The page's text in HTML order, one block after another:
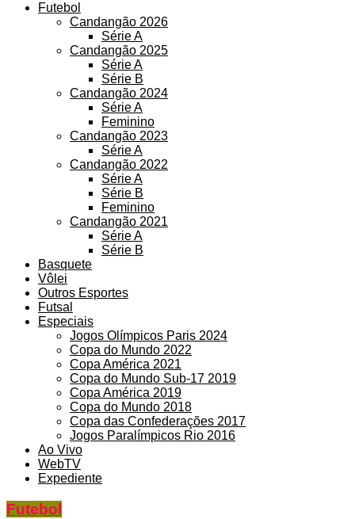
Futebol
Candangão 2026
Série A
Candangão 2025
Série A
Série B
Candangão 2024
Série A
Feminino
Candangão 2023
Série A
Candangão 2022
Série A
Série B
Feminino
Candangão 2021
Série A
Série B
Basquete
Vôlei
Outros Esportes
Futsal
Especiais
Jogos Olímpicos Paris 2024
Copa do Mundo 2022
Copa América 2021
Copa do Mundo Sub-17 2019
Copa América 2019
Copa do Mundo 2018
Copa das Confederações 2017
Jogos Paralímpicos Rio 2016
Ao Vivo
WebTV
Expediente
Futebol